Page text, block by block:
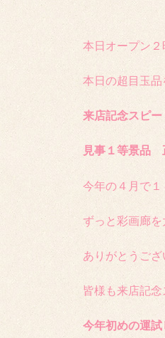
本日オープン
本日の超目玉
来店記念スピ
見事１等景品
今年の４月で
ずっと彩画廊
ありがとうご
皆様も来店記
今年初めの運試